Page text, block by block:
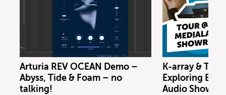
Arturia REV OCEAN Demo –
Abyss, Tide & Foam – no
talking!
K-array &
Exploring
Audio